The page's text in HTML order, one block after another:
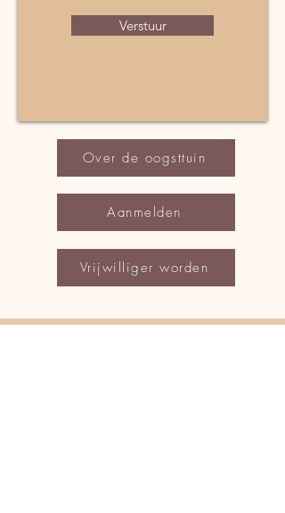
Verstuur
Over de oogsttuin
Aanmelden
Vrijwilliger worden